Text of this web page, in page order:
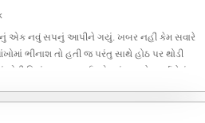
એક નવું સપનું આપીને ગયું. ખબર નહીં કેમ સવારે
ભીનાશ તો હતી જ પરંતુ સાથે હોઠ પર થોડી
થોડી નિરાંત અનુભવાઈ. એ આંખ સામે સર્જાયેલું